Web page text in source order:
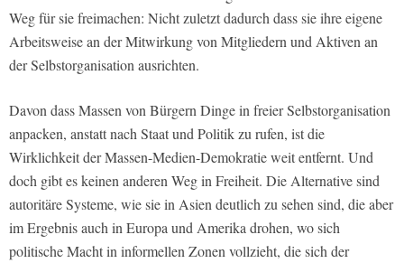
Weg für sie freimachen: Nicht zuletzt dadurch dass sie ihre eigene
Arbeitsweise an der Mitwirkung von Mitgliedern und Aktiven an
der Selbstorganisation ausrichten.
Davon dass Massen von Bürgern Dinge in freier Selbstorganisation
anpacken, anstatt nach Staat und Politik zu rufen, ist die
Wirklichkeit der Massen-Medien-Demokratie weit entfernt. Und
doch gibt es keinen anderen Weg in Freiheit. Die Alternative sind
autoritäre Systeme, wie sie in Asien deutlich zu sehen sind, die aber
im Ergebnis auch in Europa und Amerika drohen, wo sich
politische Macht in informellen Zonen vollzieht, die sich der